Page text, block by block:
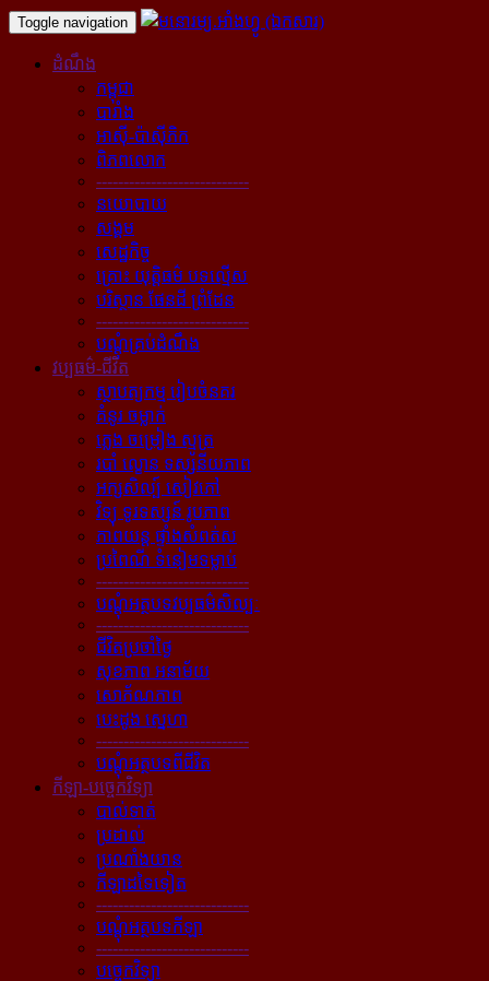
Toggle navigation
ដំណឹង
កម្ពុជា
បារាំង
អាស៊ី-ប៉ាស៊ីភិក
ពិភពលោក
----------------------------
នយោបាយ
សង្គម
សេដ្ឋកិច្ច
គ្រោះ យុត្តិធម៌ បទល្មើស
បរិស្ថាន ផែនដី ព្រំដែន
----------------------------
បណ្ដុំគ្រប់ដំណឹង
វប្បធម៌-ជីវិត
ស្ថាបត្យកម្ម រៀបចំនគរ
គំនូរ ចម្លាក់
ភ្លេង ចម្រៀង ស្មូត្រ
របាំ ល្ខោន ទស្សនីយភាព
អក្សសិល្ប៍ សៀវភៅ
វិទ្យុ ទូរទស្សន៍ រូបភាព
ភាពយន្ដ ផ្ទាំងសំពត់ស
ប្រពៃណី ទំនៀមទម្លាប់
----------------------------
បណ្ដុំអត្ថបទវប្បធម៌សិល្បៈ
----------------------------
ជីវិតប្រចាំថ្ងៃ
សុខភាព អនាម័យ
សោភ័ណភាព
បេះដូង ស្នេហា
----------------------------
បណ្ដុំអត្ថបទពីជីវិត
កីឡា-បច្ចេកវិទ្យា
បាល់ទាត់
ប្រដាល់
ប្រណាំងយាន
កីឡាដទៃទៀត
----------------------------
បណ្ដុំអត្ថបទកីឡា
----------------------------
បច្ចេកវិទ្យា